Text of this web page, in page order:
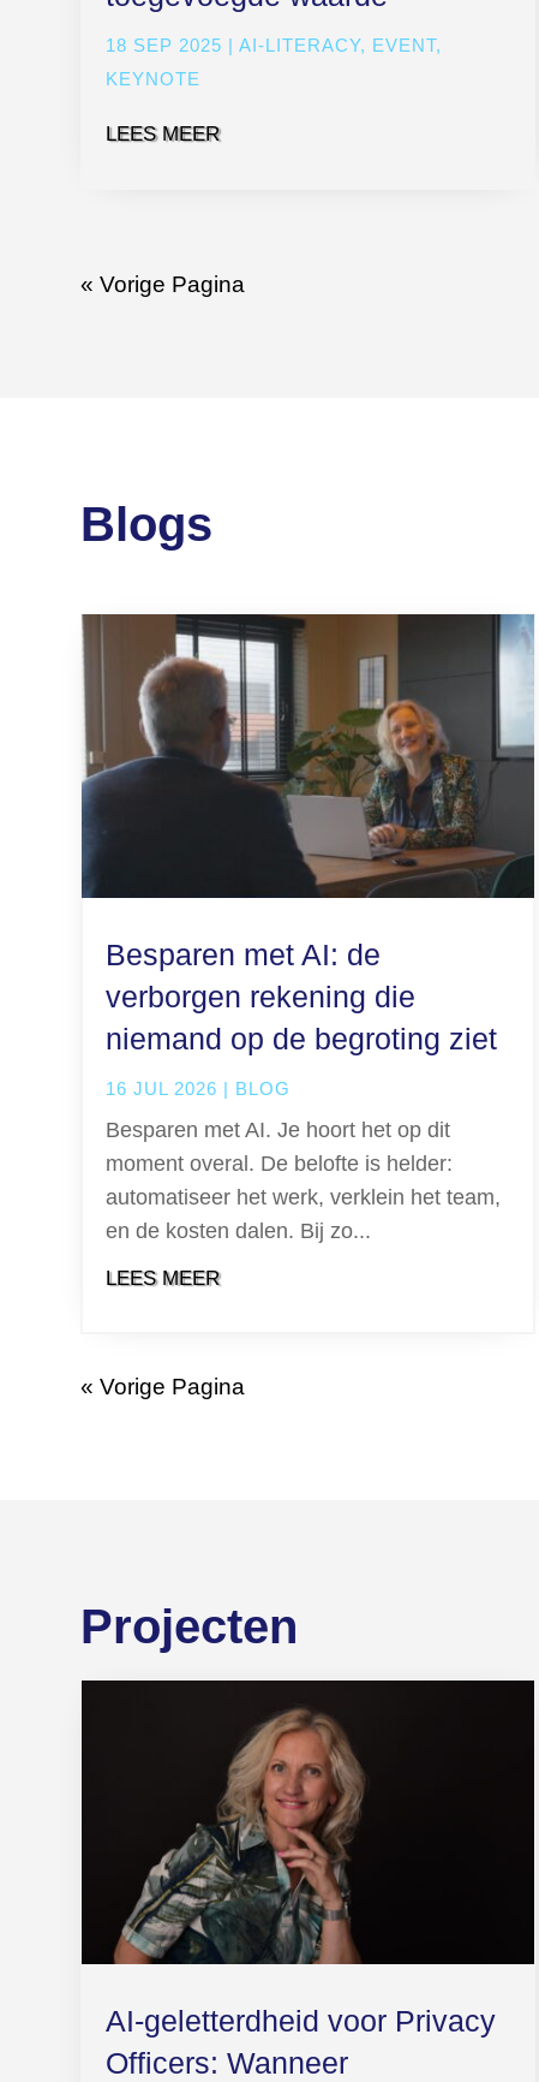
18 SEP 2025 |AI-LITERACY, EVENT,
KEYNOTE
LEES MEER
« Vorige Pagina
Blogs
Besparen met AI: de
verborgen rekening die
niemand op de begroting ziet
16 JUL 2026 | BLOG
Besparen met AI. Je hoort het op dit
moment overal. De belofte is helder:
automatiseer het werk, verklein het team,
en de kosten dalen. Bij zo...
LEES MEER
« Vorige Pagina
Projecten
AI-geletterdheid voor Privacy
Officers: Wanneer